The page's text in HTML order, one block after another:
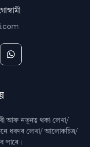
আৰু নতুনত্ব থকা লেখা/
ধৰণৰ লেখা/ আলোকচিত্ৰ/
পাৰে।